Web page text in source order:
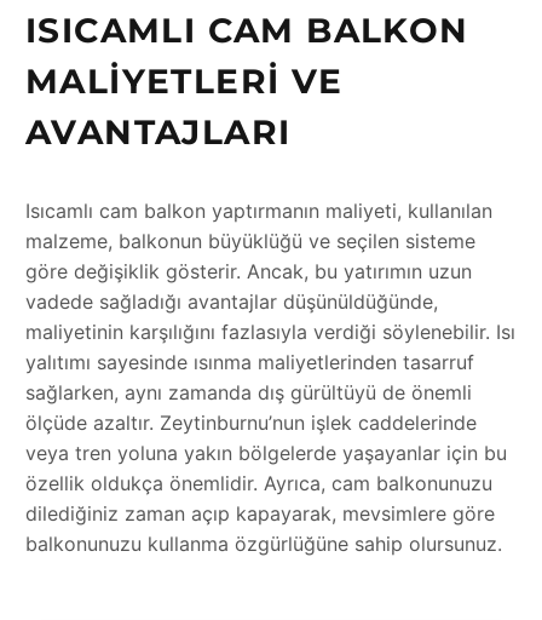
ISICAMLI CAM BALKON
MALIYETLERI VE
AVANTAJLARI
Isıcamlı cam balkon yaptırmanın maliyeti, kullanılan
malzeme, balkonun büyüklüğü ve seçilen sisteme
göre değişiklik gösterir. Ancak, bu yatırımın uzun
vadede sağladığı avantajlar düşünüldüğünde,
maliyetinin karşılığını fazlasıyla verdiği söylenebilir. Isı
yalıtımı sayesinde ısınma maliyetlerinden tasarruf
sağlarken, aynı zamanda dış gürültüyü de önemli
ölçüde azaltır. Zeytinburnu’nun işlek caddelerinde
veya tren yoluna yakın bölgelerde yaşayanlar için bu
özellik oldukça önemlidir. Ayrıca, cam balkonunuzu
dilediğiniz zaman açıp kapayarak, mevsimlere göre
balkonunuzu kullanma özgürlüğüne sahip olursunuz.